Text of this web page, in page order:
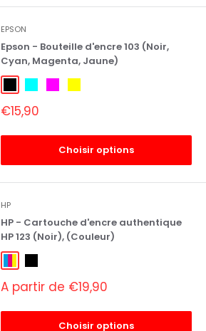
EPSON
Epson - Bouteille d'encre 103 (Noir,
Cyan, Magenta, Jaune)
Prix
réduit
€15,90
Choisir options
HP
HP - Cartouche d'encre authentique
HP 123 (Noir), (Couleur)
Prix
réduit
A partir de €19,90
Choisir options